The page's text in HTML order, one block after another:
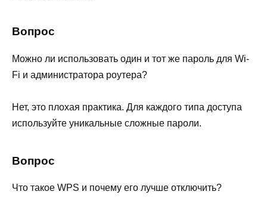
Вопрос
Можно ли использовать один и тот же пароль для Wi-
Fi и администратора роутера?
Нет, это плохая практика. Для каждого типа доступа
используйте уникальные сложные пароли.
Вопрос
Что такое WPS и почему его лучше отключить?